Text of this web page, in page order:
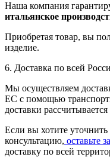
Наша компания
итальянское
Приобретая товар, вы
изделие.
6. Доставка по всей
Мы осуществляем
ЕС с помощью
доставки
Если вы хотите
консультацию, оставьте
доставку по всей